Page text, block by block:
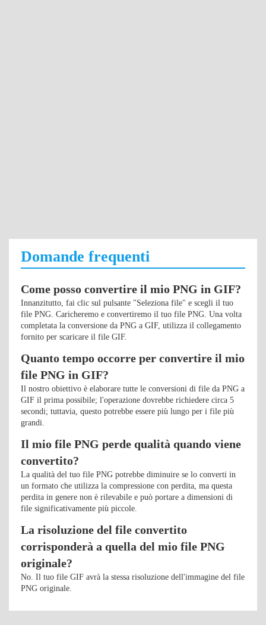
Domande frequenti
Come posso convertire il mio PNG in GIF?
Innanzitutto, fai clic sul pulsante "Seleziona file" e scegli il tuo
file PNG. Caricheremo e convertiremo il tuo file PNG. Una volta
completata la conversione da PNG a GIF, utilizza il collegamento
fornito per scaricare il file GIF.
Quanto tempo occorre per convertire il mio
file PNG in GIF?
Il nostro obiettivo è elaborare tutte le conversioni di file da PNG a
GIF il prima possibile; l'operazione dovrebbe richiedere circa 5
secondi; tuttavia, questo potrebbe essere più lungo per i file più
grandi.
Il mio file PNG perde qualità quando viene
convertito?
La qualità del tuo file PNG potrebbe diminuire se lo converti in
un formato che utilizza la compressione con perdita, ma questa
perdita in genere non è rilevabile e può portare a dimensioni di
file significativamente più piccole.
La risoluzione del file convertito
corrisponderà a quella del mio file PNG
originale?
No. Il tuo file GIF avrà la stessa risoluzione dell'immagine del file
PNG originale.